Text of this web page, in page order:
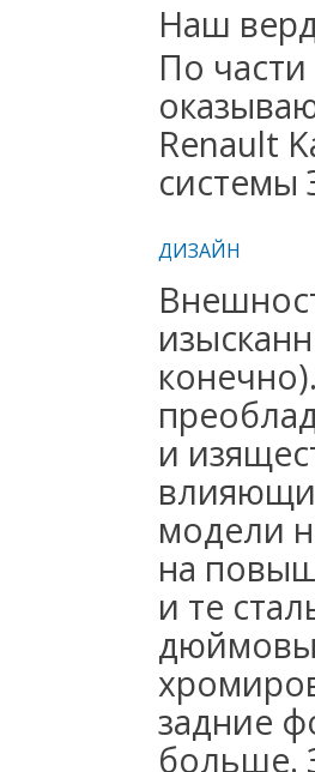
Наш
По
Renault
ДИЗАЙН
и
модели
на
и те
задние
больше.